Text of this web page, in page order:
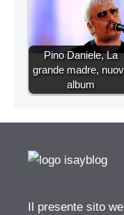
Pino Daniele, La
grande madre,
album
Il presente sito